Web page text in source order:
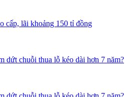
cấp, lãi khoảng 150 tỉ đồng
dứt chuỗi thua lỗ kéo dài hơn 7 năm?